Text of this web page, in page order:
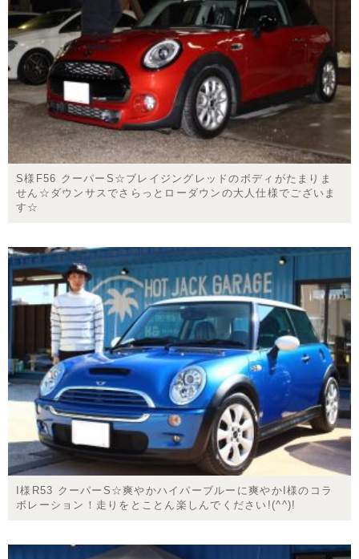
S様F56 クーパーS☆ブレイジングレッドのボディがたまりま
せん☆ダウンサスでさらっとローダウンの大人仕様でございま
す☆
I様R53 クーパーS☆爽やかハイパーブルーに爽やかI様のコラ
ボレーション！走りをとことん楽しんでください!(^^)!